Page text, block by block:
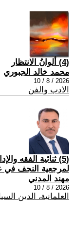
(4) ألوانُ الانتظار
محمد خالد الجبوري
2026 / 8 / 10
الادب والفن
(5) ثنائية الفقه
لمرجعية النجف في
مهند المدني
2026 / 8 / 10
العلمانية، الدين